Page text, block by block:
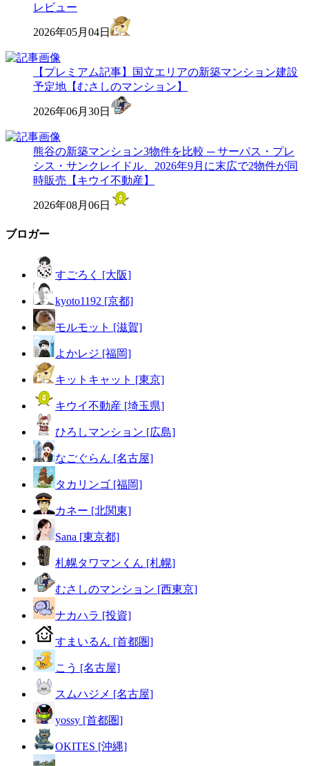
レビュー
2026年05月04日
【プレミアム記事】国立エリアの新築マンション建設
予定地【むさしのマンション】
2026年06月30日
熊谷の新築マンション3物件を比較 ─ サーパス・プレ
シス・サンクレイドル、2026年9月に末広で2物件が同
時販売【キウイ不動産】
2026年08月06日
ブロガー
すごろく [大阪]
kyoto1192 [京都]
モルモット [滋賀]
よかレジ [福岡]
キットキャット [東京]
キウイ不動産 [埼玉県]
ひろしマンション [広島]
なごぐらん [名古屋]
タカリンゴ [福岡]
カネー [北関東]
Sana [東京都]
札幌タワマンくん [札幌]
むさしのマンション [西東京]
ナカハラ [投資]
すまいるん [首都圏]
こう [名古屋]
スムハジメ [名古屋]
yossy [首都圏]
OKITES [沖縄]